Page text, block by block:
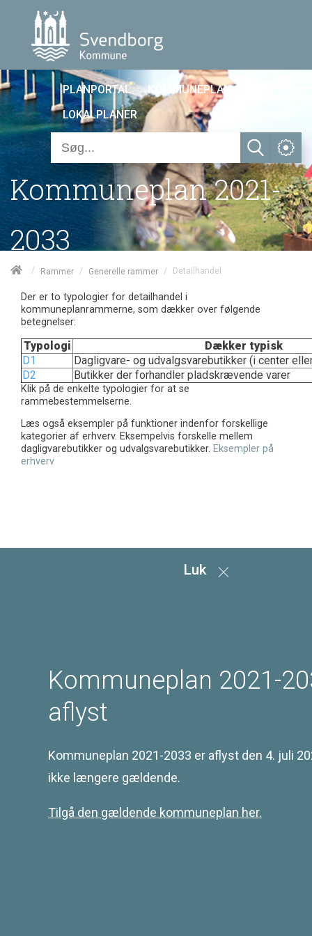
PLANPORTAL
KOMMUNEPLAN 25
LOKALPLANER
Kommuneplan 2021-
2033
/ Rammer / Generelle rammer / Detailhandel
Der er to typologier for detailhandel i
kommuneplanrammerne, som dækker over følgende
betegnelser:
Typologi
Dækker typisk
D1
Dagligvare- og udvalgsvarebutikker (i center
D2
Butikker der forhandler pladskrævende varer
Klik på de enkelte typologier for at se
rammebestemmelserne.
Læs også eksempler på funktioner indenfor forskellige
kategorier af erhverv. Eksempelvis forskelle mellem
dagligvarebutikker og udvalgsvarebutikker. Eksempler på
erhverv
Luk
Kommuneplan 2021-
aflyst
Kommuneplan 2021-2033 er aflyst den 4. juli
ikke længere gældende.
Tilgå den gældende kommuneplan her.
COWI PLAN
Tilgængelighedserklæring
© 2026Svendborg Kommune